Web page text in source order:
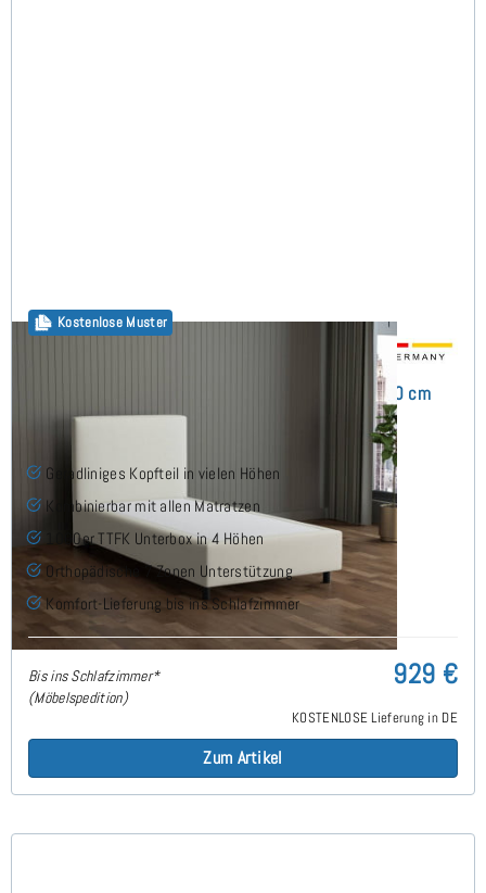
Kostenlose Muster
Arminius Boxspringbett ohne Matratze 90x210 cm
Geradliniges Kopfteil in vielen Höhen
Kombinierbar mit allen Matratzen
1000er TTFK Unterbox in 4 Höhen
Orthopädische 7 Zonen Unterstützung
Komfort-Lieferung bis ins Schlafzimmer
Bis ins Schlafzimmer*
(Möbelspedition)
929 €
KOSTENLOSE Lieferung in DE
Zum Artikel